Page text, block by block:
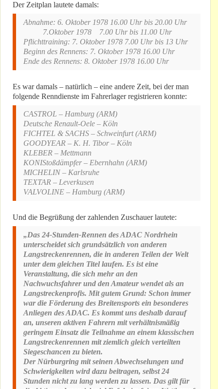
Der Zeitplan lautete damals:
Abnahme: 6. Oktober 1978 16.00 Uhr bis 20.00 Uhr
7.Oktober 1978 7.00 Uhr bis 11.00 Uhr
Pflichttraining: 7. Oktober 1978 7.00 Uhr bis 13 Uhr
Beginn des Rennens: 7. Oktober 1978 16.00 Uhr
Ende des Rennens: 8. Oktober 1978 16.00 Uhr
Es war damals – natürlich – eine andere Zeit, bei der man
folgende Renndienste im Fahrerlager registrieren konnte:
CASTROL – Hamburg (ARM)
Deutsche Renault-Oele – Köln
FICHTEL & SACHS – Schweinfurt (ARM)
GOODYEAR – K. H. Tibor – Köln
KLEBER – Mettmann
KONIStoßdämpfer – Ebernhahn (ARM)
MICHELIN – Karlsruhe
TEXTAR – Leverkusen
VALVOLINE – Hamburg (ARM)
Und die Begrüßung der zahlenden Zuschauer lautete:
„Das 24-Stunden-Rennen des ADAC Nordrhein
unterscheidet sich grundsätzlich von anderen
Langstreckenrennen, die in anderen Teilen der Welt
unter dem gleichen Titel laufen. Es ist eine
Veranstaltung, die sich mehr an den
Nachwuchsfahrer und den Amateur wendet als an
Langstreckenprofis. Mit gutem Grund: Schon immer
war die Förderung des Breitensports ein besonderes
Anliegen des ADAC. Es kommt uns deshalb darauf
an, unseren aktiven Fahrern mit verhältnismäßig
geringem Einsatz die Teilnahme an einem klassischen
Langstreckenrennen mit ziemlich gleich verteilten
Siegeschancen zu bieten.
Der Nürburgring mit seinen Abwechselungen und
Schwierigkeiten wird dazu beitragen, selbst 24
Stunden nicht zu lang werden zu lassen. Das gilt für